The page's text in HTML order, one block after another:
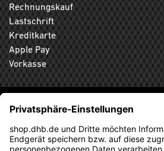
Rechnungskauf
Lastschrift
Kreditkarte
Apple Pay
Vorkasse
ABONNIEREN SIE DEN KOSTENLOSEN
NEWSLETTER UND VERPASSEN SIE
AKTION MEHR.